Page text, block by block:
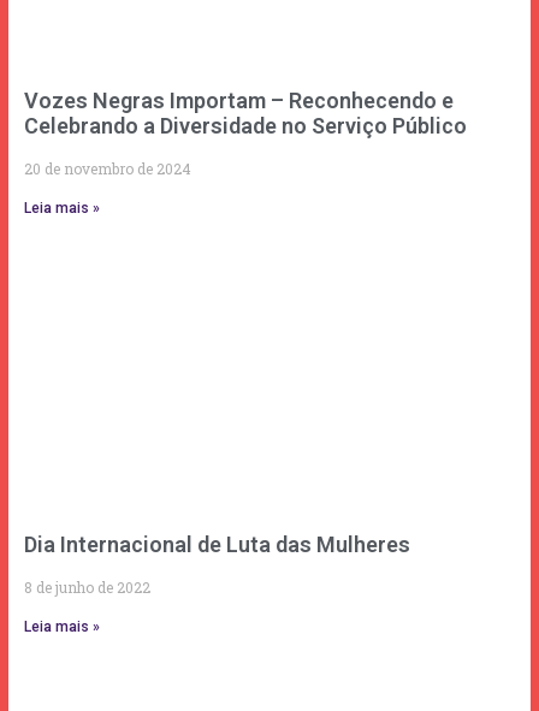
Vozes Negras Importam – Reconhecendo e
Celebrando a Diversidade no Serviço Público
20 de novembro de 2024
Leia mais »
Dia Internacional de Luta das Mulheres
8 de junho de 2022
Leia mais »